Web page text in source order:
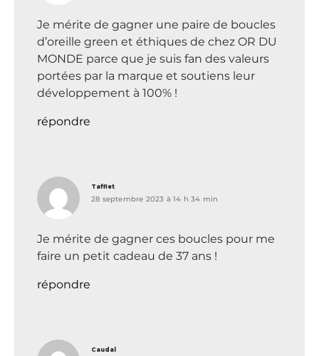
Je mérite de gagner une paire de boucles
d’oreille green et éthiques de chez OR DU
MONDE parce que je suis fan des valeurs
portées par la marque et soutiens leur
développement à 100% !
répondre
Tafflet
28 septembre 2023 à 14 h 34 min
Je mérite de gagner ces boucles pour me
faire un petit cadeau de 37 ans !
répondre
Caudal